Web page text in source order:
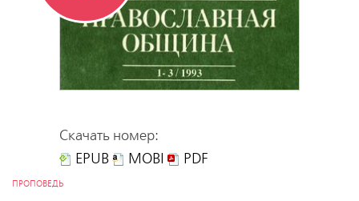
Скачать номер:
EPUB
MOBI PDF
ПРОПОВЕДЬ